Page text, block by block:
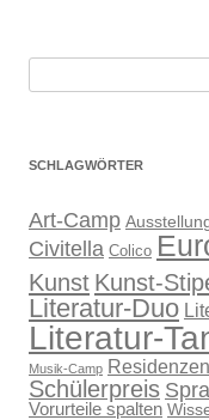
SCHLAGWÖRTER
Art-Camp
Civitella Colico
Kunst Kunst-
Literatur-Duo
Literatur-
Musik-Camp Residenzen
Schülerpreis
Vorurteile spalten